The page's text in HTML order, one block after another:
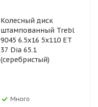
Колесный диск
штампованный Trebl
9045 6.5x16 5x110 ET
37 Dia 65.1
(серебристый)
Много